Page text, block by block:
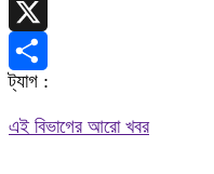
Telegram
X
Share
ট্যাগ :
এই বিভাগের আরো খবর